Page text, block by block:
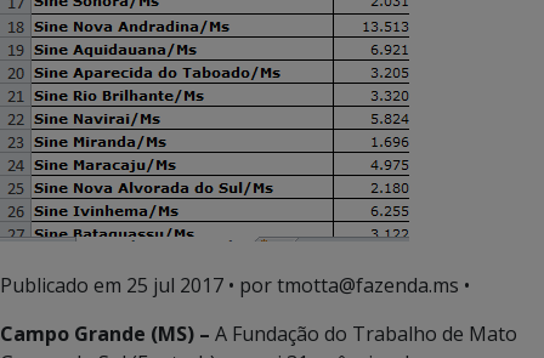
Publicado em 25 jul 2017 • por tmotta@fazenda.ms •
Campo Grande (MS) – A Fundação do Trabalho de Mato